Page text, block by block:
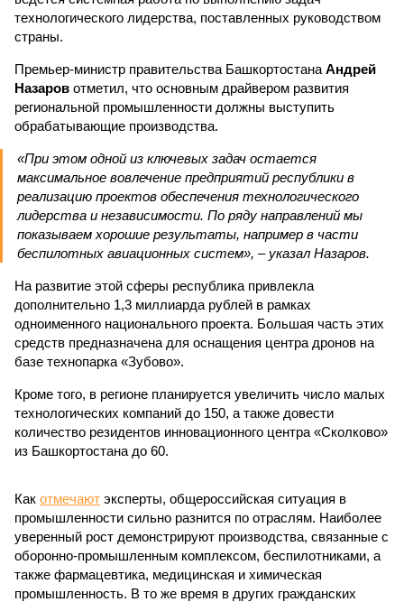
технологического лидерства, поставленных руководством
страны.
Премьер-министр правительства Башкортостана Андрей
Назаров отметил, что основным драйвером развития
региональной промышленности должны выступить
обрабатывающие производства.
«При этом одной из ключевых задач остается
максимальное вовлечение предприятий республики в
реализацию проектов обеспечения технологического
лидерства и независимости. По ряду направлений мы
показываем хорошие результаты, например в части
беспилотных авиационных систем», – указал Назаров.
На развитие этой сферы республика привлекла
дополнительно 1,3 миллиарда рублей в рамках
одноименного национального проекта. Большая часть этих
средств предназначена для оснащения центра дронов на
базе технопарка «Зубово».
Кроме того, в регионе планируется увеличить число малых
технологических компаний до 150, а также довести
количество резидентов инновационного центра «Сколково»
из Башкортостана до 60.
Как отмечают эксперты, общероссийская ситуация в
промышленности сильно разнится по отраслям. Наиболее
уверенный рост демонстрируют производства, связанные с
оборонно-промышленным комплексом, беспилотниками, а
также фармацевтика, медицинская и химическая
промышленность. В то же время в других гражданских